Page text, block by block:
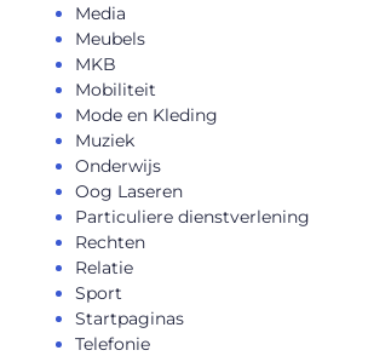
Media
Meubels
MKB
Mobiliteit
Mode en Kleding
Muziek
Onderwijs
Oog Laseren
Particuliere dienstverlening
Rechten
Relatie
Sport
Startpaginas
Telefonie